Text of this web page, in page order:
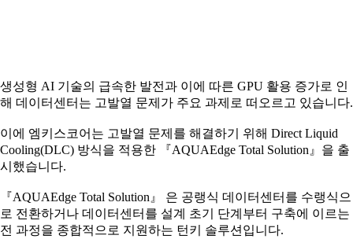
생성형 AI 기술의 급속한 발전과 이에 따른 GPU 활용 증가로 인
해 데이터센터는 고발열 문제가 주요 과제로 떠오르고 있습니다.
이에 엠키스코어는 고발열 문제를 해결하기 위해 Direct Liquid
Cooling(DLC) 방식을 적용한 『AQUAEdge Total Solution』을 출
시했습니다.
『AQUAEdge Total Solution』 은 공랭식 데이터센터를 수랭식으
로 전환하거나 데이터센터를 설계 초기 단계부터 구축에 이르는
전 과정을 종합적으로 지원하는 턴키 솔루션입니다.